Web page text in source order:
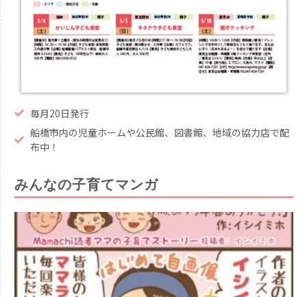
毎月20日発行
船橋市内の児童ホームや公民館、図書館、地域の協力店で配
布中！
みんなの子育てマンガ